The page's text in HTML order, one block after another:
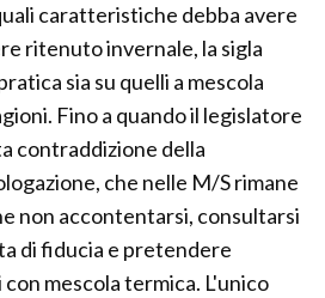
caratteristiche debba avere
ritenuto invernale, la sigla
sia su quelli a mescola
Fino a quando il legislatore
contraddizione della
che nelle M/S rimane
non accontentarsi, consultarsi
di fiducia e pretendere
mescola termica. L'unico